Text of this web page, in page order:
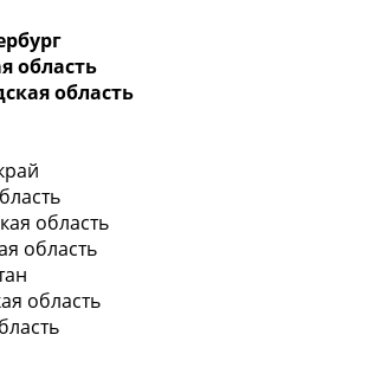
область
область
область
область
область